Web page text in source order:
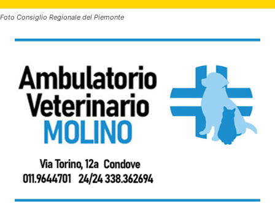
Foto Consiglio Regionale del Piemonte